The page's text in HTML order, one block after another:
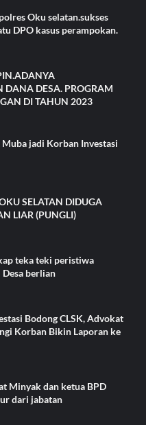
Oku selatan.sukses
DPO kasus perampokan.
DANA DESA. PROGRAM
DI TAHUN 2023
jadi Korban Investasi
SELATAN DIDUGA
LIAR (PUNGLI)
teka teki peristiwa
berlian
Bodong CLSK, Advokat
Korban Bikin Laporan ke
Minyak dan ketua BPD
dari jabatan